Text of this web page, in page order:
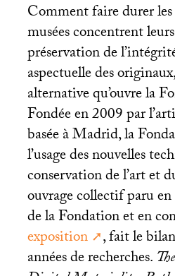
Comment faire durer
musées concentrent
préservation de
aspectuelle des
alternative qu’ouvre la
Fondée en 2009 par
basée à Madrid, la
l’usage des nouvelles
conservation de l’art et
ouvrage collectif paru
de la Fondation et en
exposition
, fait le
années de recherches.